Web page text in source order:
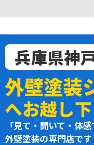
兵庫県神
外壁塗装
へお越し
「見て・聞いて・体
外壁塗装の専門店です